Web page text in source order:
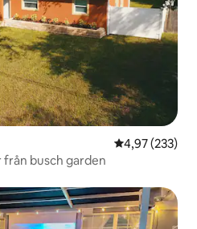
4,97 av 5 i
4,97 (233)
busch garden